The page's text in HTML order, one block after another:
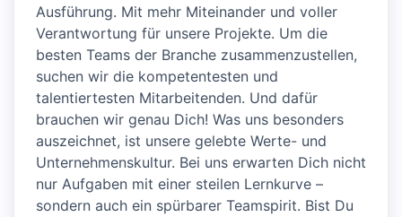
Ausführung. Mit mehr Miteinander und voller
Verantwortung für unsere Projekte. Um die
besten Teams der Branche zusammenzustellen,
suchen wir die kompetentesten und
talentiertesten Mitarbeitenden. Und dafür
brauchen wir genau Dich! Was uns besonders
auszeichnet, ist unsere gelebte Werte- und
Unternehmenskultur. Bei uns erwarten Dich nicht
nur Aufgaben mit einer steilen Lernkurve –
sondern auch ein spürbarer Teamspirit. Bist Du